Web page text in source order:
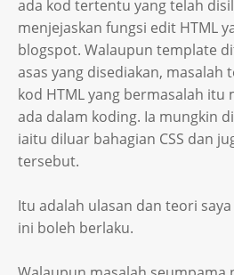
ada kod tertentu yang telah
menjejaskan fungsi edit HTML
blogspot. Walaupun template
asas yang disediakan, masalah
kod HTML yang bermasalah itu
ada dalam koding. Ia mungkin
iaitu diluar bahagian CSS dan
tersebut.
Itu adalah ulasan dan teori
ini boleh berlaku.